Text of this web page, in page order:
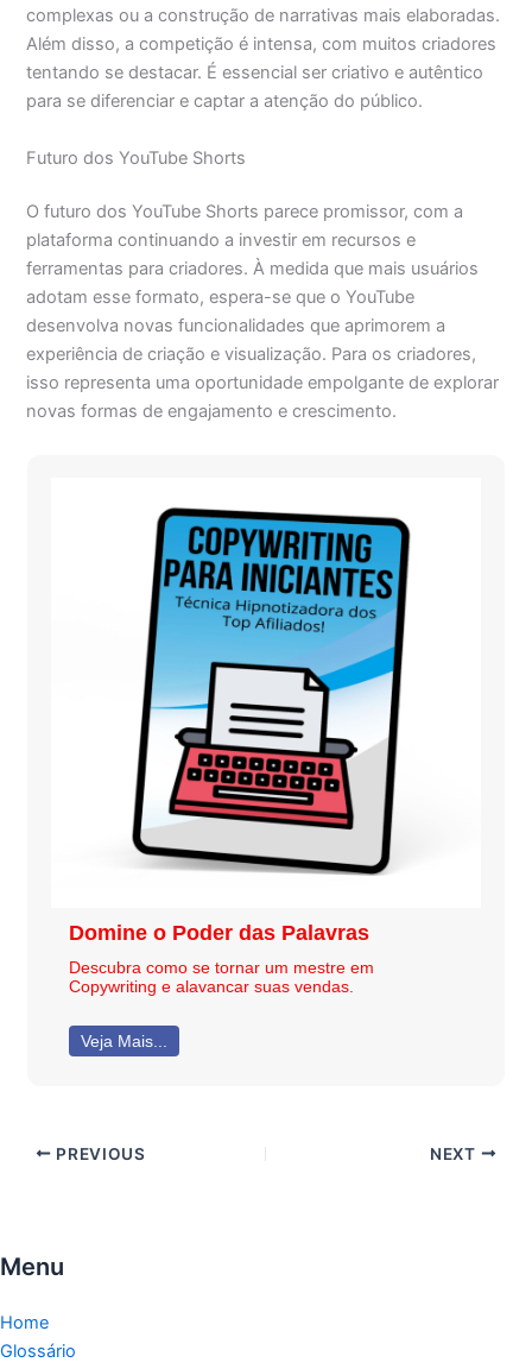
complexas ou a construção de narrativas mais elaboradas.
Além disso, a competição é intensa, com muitos criadores
tentando se destacar. É essencial ser criativo e autêntico
para se diferenciar e captar a atenção do público.
Futuro dos YouTube Shorts
O futuro dos YouTube Shorts parece promissor, com a
plataforma continuando a investir em recursos e
ferramentas para criadores. À medida que mais usuários
adotam esse formato, espera-se que o YouTube
desenvolva novas funcionalidades que aprimorem a
experiência de criação e visualização. Para os criadores,
isso representa uma oportunidade empolgante de explorar
novas formas de engajamento e crescimento.
Domine o Poder das Palavras
Descubra como se tornar um mestre em
Copywriting e alavancar suas vendas.
Veja Mais...
PREVIOUS NEXT
Menu
Home
Glossário